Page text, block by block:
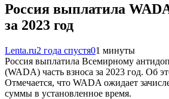
Россия выплатила
за 2023 год
Lenta.ru2 года спустя01 минуты
Россия выплатила Всемирному
(WADA) часть взноса за 2023 год. Об
Отмечается, что WADA ожидает
суммы в установленное время.